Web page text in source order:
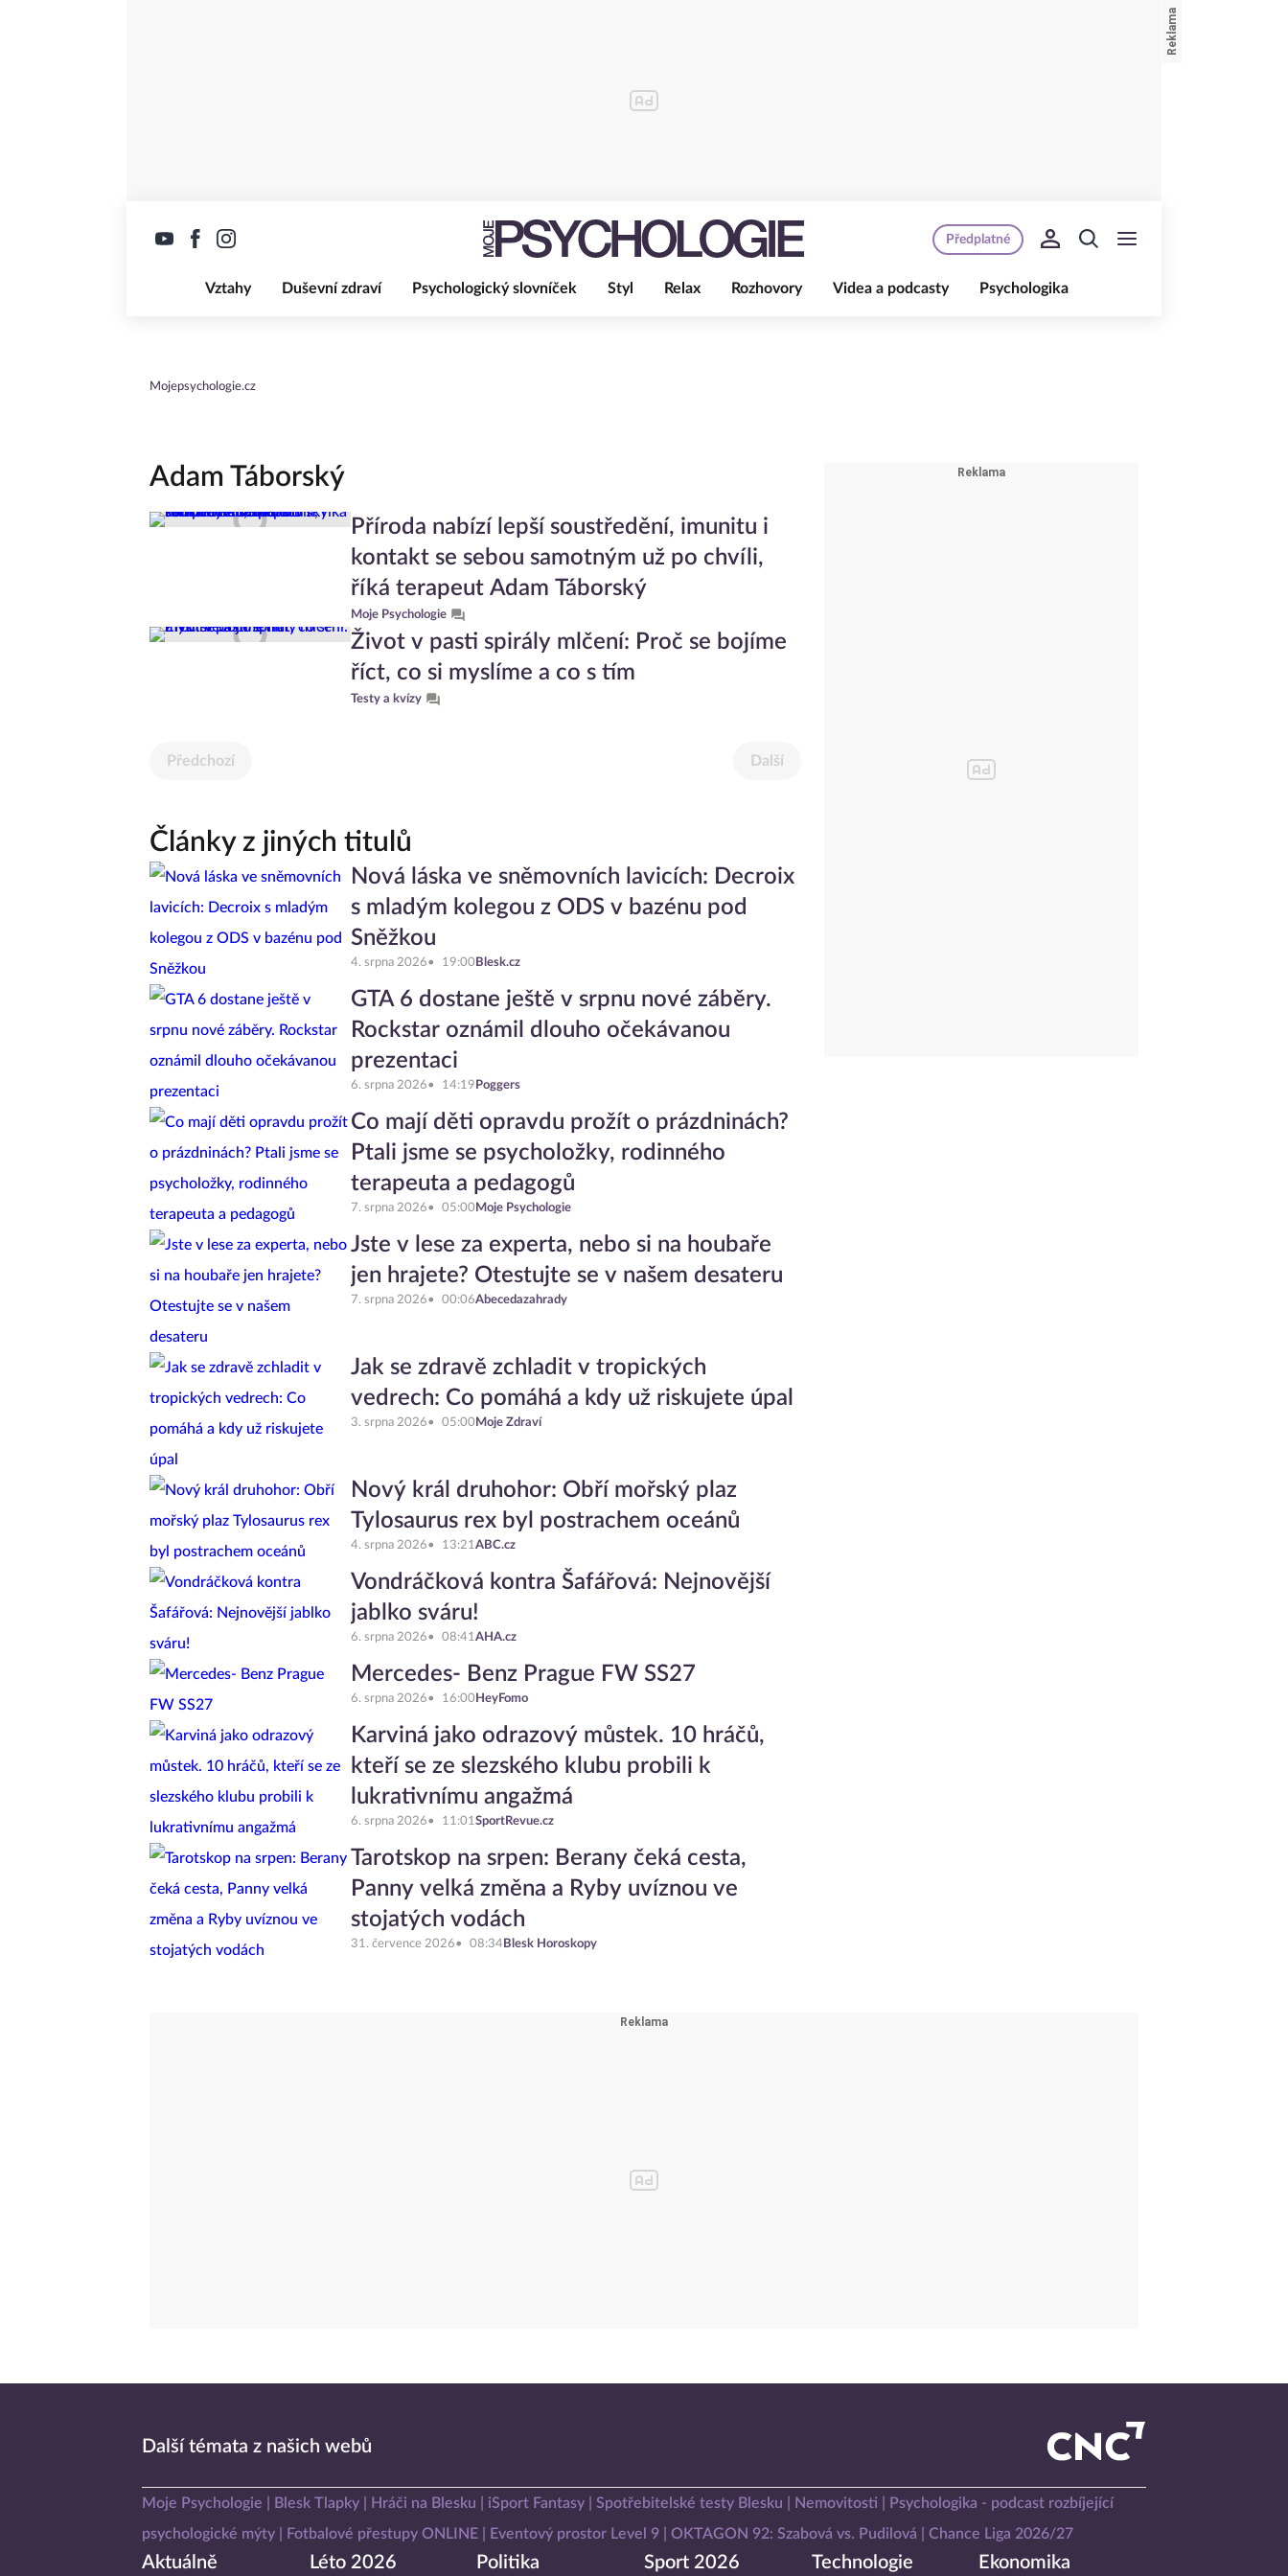
Vztahy Duševní zdraví Psychologický slovníček Styl Relax Rozhovory Videa a podcasty Psychologika
Předplatné
Mojepsychologie.cz
Adam Táborský
Příroda nabízí lepší soustředění, imunitu i
kontakt se sebou samotným už po chvíli,
říká terapeut Adam Táborský
Moje Psychologie
Život v pasti spirály mlčení: Proč se bojíme
říct, co si myslíme a co s tím
Testy a kvízy
Předchozí Další
Články z jiných titulů
Nová láska ve sněmovních lavicích: Decroix
s mladým kolegou z ODS v bazénu pod
Sněžkou
4. srpna 2026 19:00 Blesk.cz
GTA 6 dostane ještě v srpnu nové záběry.
Rockstar oznámil dlouho očekávanou
prezentaci
6. srpna 2026 14:19 Poggers
Co mají děti opravdu prožít o prázdninách?
Ptali jsme se psycholožky, rodinného
terapeuta a pedagogů
7. srpna 2026 05:00 Moje Psychologie
Jste v lese za experta, nebo si na houbaře
jen hrajete? Otestujte se v našem desateru
7. srpna 2026 00:06Abecedazahrady
Jak se zdravě zchladit v tropických
vedrech: Co pomáhá a kdy už riskujete úpal
3. srpna 2026 05:00 Moje Zdraví
Nový král druhohor: Obří mořský plaz
Tylosaurus rex byl postrachem oceánů
4. srpna 2026 13:21 ABC.cz
Vondráčková kontra Šafářová: Nejnovější
jablko sváru!
6. srpna 2026 08:41 AHA.cz
Mercedes- Benz Prague FW SS27
6. srpna 2026 16:00 HeyFomo
Karviná jako odrazový můstek. 10 hráčů,
kteří se ze slezského klubu probili k
lukrativnímu angažmá
6. srpna 2026 11:01 SportRevue.cz
Tarotskop na srpen: Berany čeká cesta,
Panny velká změna a Ryby uvíznou ve
stojatých vodách
31. července 2026 08:34 Blesk Horoskopy
Další témata z našich webů
Moje Psychologie Blesk Tlapky Hráči na Blesku iSport Fantasy Spotřebitelské testy Blesku Nemovitosti
Psychologika - podcast rozbíjející
psychologické mýty
Fotbalové přestupy ONLINE Eventový prostor Level 9 OKTAGON 92: Szabová vs. Pudilová Chance Liga 2026/27
Aktuálně Léto 2026 Politika Sport 2026 Technologie Ekonomika